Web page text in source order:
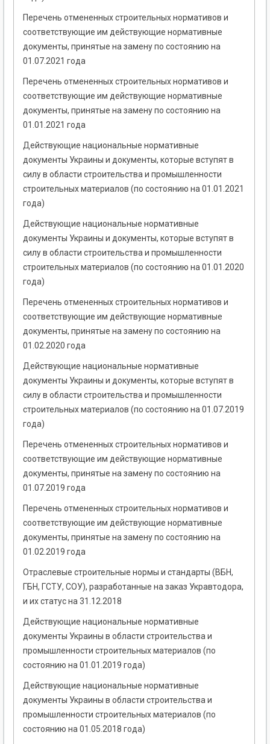
Перечень отмененных строительных нормативов и
соответствующие им действующие нормативные
документы, принятые на замену по состоянию на
01.07.2021 года
Перечень отмененных строительных нормативов и
соответствующие им действующие нормативные
документы, принятые на замену по состоянию на
01.01.2021 года
Действующие национальные нормативные
документы Украины и документы, которые вступят в
силу в области строительства и промышленности
строительных материалов (по состоянию на 01.01.2021
года)
Действующие национальные нормативные
документы Украины и документы, которые вступят в
силу в области строительства и промышленности
строительных материалов (по состоянию на 01.01.2020
года)
Перечень отмененных строительных нормативов и
соответствующие им действующие нормативные
документы, принятые на замену по состоянию на
01.02.2020 года
Действующие национальные нормативные
документы Украины и документы, которые вступят в
силу в области строительства и промышленности
строительных материалов (по состоянию на 01.07.2019
года)
Перечень отмененных строительных нормативов и
соответствующие им действующие нормативные
документы, принятые на замену по состоянию на
01.07.2019 года
Перечень отмененных строительных нормативов и
соответствующие им действующие нормативные
документы, принятые на замену по состоянию на
01.02.2019 года
Отраслевые строительные нормы и стандарты (ВБН,
ГБН, ГСТУ, СОУ), разработанные на заказ Укравтодора,
и их статус на 31.12.2018
Действующие национальные нормативные
документы Украины в области строительства и
промышленности строительных материалов (по
состоянию на 01.01.2019 года)
Действующие национальные нормативные
документы Украины в области строительства и
промышленности строительных материалов (по
состоянию на 01.05.2018 года)